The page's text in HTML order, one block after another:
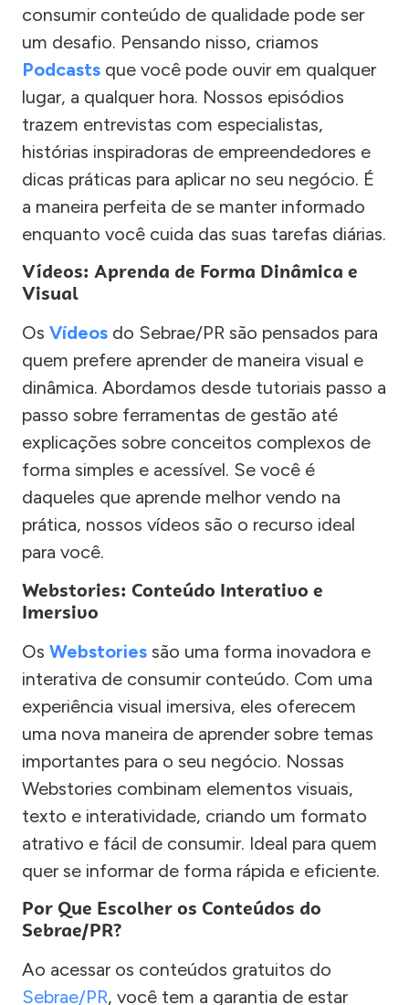
consumir conteúdo de qualidade pode ser
um desafio. Pensando nisso, criamos
Podcasts que você pode ouvir em qualquer
lugar, a qualquer hora. Nossos episódios
trazem entrevistas com especialistas,
histórias inspiradoras de empreendedores e
dicas práticas para aplicar no seu negócio. É
a maneira perfeita de se manter informado
enquanto você cuida das suas tarefas diárias.
Vídeos: Aprenda de Forma Dinâmica e
Visual
Os Vídeos do Sebrae/PR são pensados para
quem prefere aprender de maneira visual e
dinâmica. Abordamos desde tutoriais passo a
passo sobre ferramentas de gestão até
explicações sobre conceitos complexos de
forma simples e acessível. Se você é
daqueles que aprende melhor vendo na
prática, nossos vídeos são o recurso ideal
para você.
Webstories: Conteúdo Interativo e
Imersivo
Os Webstories são uma forma inovadora e
interativa de consumir conteúdo. Com uma
experiência visual imersiva, eles oferecem
uma nova maneira de aprender sobre temas
importantes para o seu negócio. Nossas
Webstories combinam elementos visuais,
texto e interatividade, criando um formato
atrativo e fácil de consumir. Ideal para quem
quer se informar de forma rápida e eficiente.
Por Que Escolher os Conteúdos do
Sebrae/PR?
Ao acessar os conteúdos gratuitos do
Sebrae/PR, você tem a garantia de estar